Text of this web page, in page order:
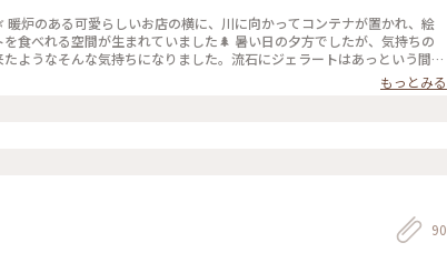
炉のある可愛らしいお店の横に、川に向かってコンテナが置かれ、絵
食べれる空間が生まれていました🌲 暑い日の夕方でしたが、気持ちの
ようなそんな気持ちになりました。流石にジェラートはあっという間に
た（笑）流れる川と風が感じれる特等席、隣には大好きな友達、本当
チューラ #私のことりっぷ2022 #アートみたいな景色 #Myことりっぷ
もっとみる
90